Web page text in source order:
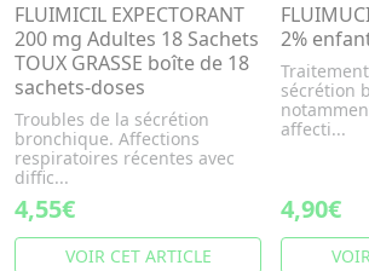
FLUIMICIL EXPECTORANT
200 mg Adultes 18 Sachets
TOUX GRASSE boîte de 18
sachets-doses
Troubles de la sécrétion
bronchique. Affections
respiratoires récentes avec
diffic...
4,55€
VOIR CET ARTICLE
2%
sécrétion
affecti...
4,90€